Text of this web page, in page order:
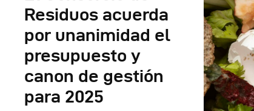
Residuos acuerda
por unanimidad el
presupuesto y
canon de gestión
para 2025